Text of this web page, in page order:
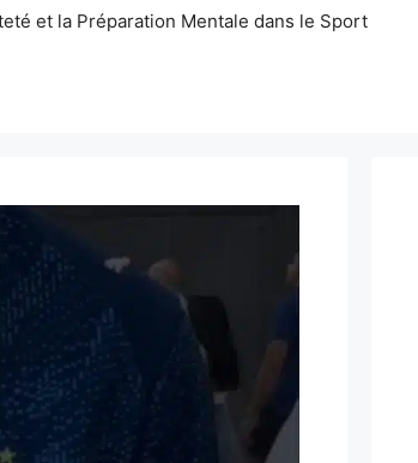
et la Préparation Mentale dans le Sport